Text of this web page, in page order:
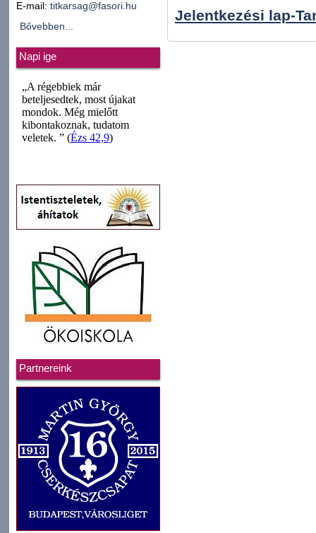
E-mail: titkarsag@fasori.hu
Bővebben...
Napi ige
Partnereink
Jelentkezési lap-